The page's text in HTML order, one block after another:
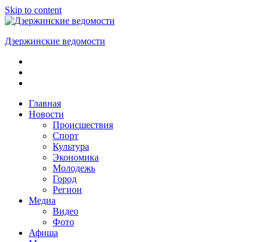
Skip to content
Дзержинские ведомости
ОБЩЕСТВЕННО-
ПОЛИТИЧЕСКАЯ
ГАЗЕТАГлавная
Новости
Происшествия
Спорт
Культура
Экономика
Молодежь
Город
Регион
Медиа
Видео
Фото
Афиша